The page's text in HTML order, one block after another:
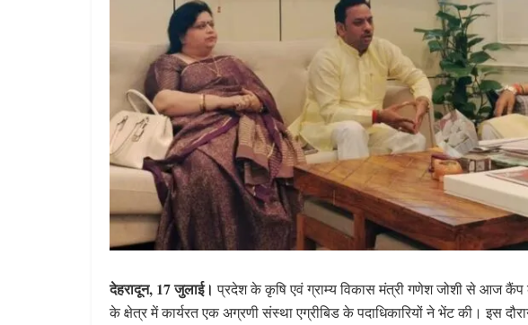
देहरादून, 17 जुलाई। प्रदेश के कृषि एवं ग्राम्य विकास मंत्री गणेश जोशी से आज कैंप
के क्षेत्र में कार्यरत एक अग्रणी संस्था एग्रीबिड के पदाधिकारियों ने भेंट की। इस